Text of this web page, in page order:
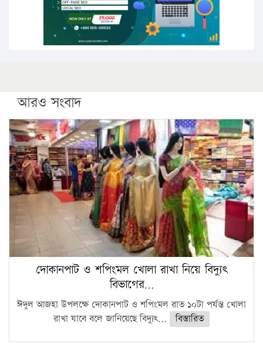
আরও সংবাদ
দোকানপাট ও শপিংমল খোলা রাখা নিয়ে বিদ্যুৎ
বিভাগের…
ঈদুল আজহা উপলক্ষে দোকানপাট ও শপিংমল রাত ১০টা পর্যন্ত খোলা
রাখা যাবে বলে জানিয়েছে বিদ্যুৎ...
বিস্তারিত